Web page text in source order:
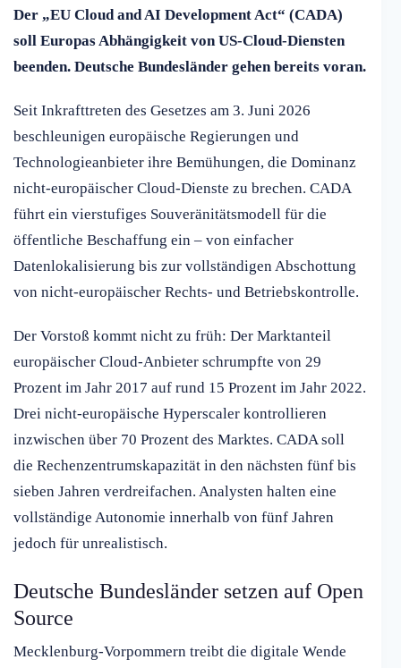
Der „EU Cloud and AI Development Act“ (CADA)
soll Europas Abhängigkeit von US-Cloud-Diensten
beenden. Deutsche Bundesländer gehen bereits voran.
Seit Inkrafttreten des Gesetzes am 3. Juni 2026
beschleunigen europäische Regierungen und
Technologieanbieter ihre Bemühungen, die Dominanz
nicht-europäischer Cloud-Dienste zu brechen. CADA
führt ein vierstufiges Souveränitätsmodell für die
öffentliche Beschaffung ein – von einfacher
Datenlokalisierung bis zur vollständigen Abschottung
von nicht-europäischer Rechts- und Betriebskontrolle.
Der Vorstoß kommt nicht zu früh: Der Marktanteil
europäischer Cloud-Anbieter schrumpfte von 29
Prozent im Jahr 2017 auf rund 15 Prozent im Jahr 2022.
Drei nicht-europäische Hyperscaler kontrollieren
inzwischen über 70 Prozent des Marktes. CADA soll
die Rechenzentrumskapazität in den nächsten fünf bis
sieben Jahren verdreifachen. Analysten halten eine
vollständige Autonomie innerhalb von fünf Jahren
jedoch für unrealistisch.
Deutsche Bundesländer setzen auf Open
Source
Mecklenburg-Vorpommern treibt die digitale Wende